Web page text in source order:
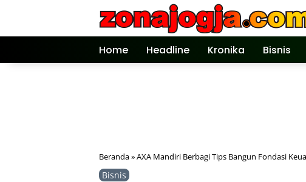
Home Headline Kronika Bisnis
Beranda»AXA Mandiri Berbagi Tips Bangun Fondasi
Bisnis